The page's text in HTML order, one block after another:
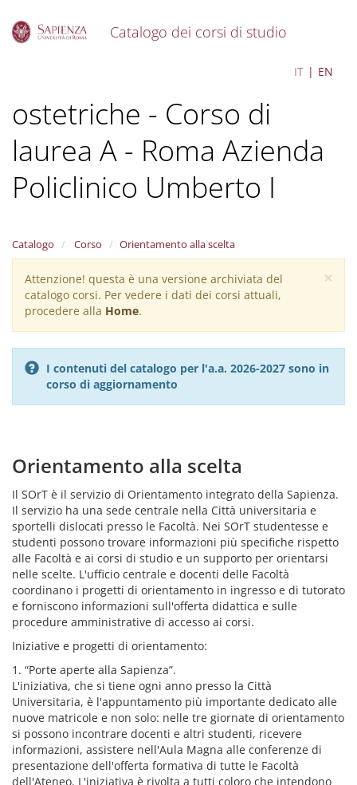
Catalogo dei corsi di studio
IT EN
Scienze infermieristiche e
ostetriche - Corso di
laurea A - Roma Azienda
Policlinico Umberto I
Catalogo Corso Orientamento alla scelta
×
Warning
message
Attenzione! questa è una versione archiviata del
catalogo corsi. Per vedere i dati dei corsi attuali,
procedere alla Home.
I contenuti del catalogo per l'a.a. 2026-2027 sono in
corso di aggiornamento
Orientamento alla scelta
Il SOrT è il servizio di Orientamento integrato della Sapienza.
Il servizio ha una sede centrale nella Città universitaria e
sportelli dislocati presso le Facoltà. Nei SOrT studentesse e
studenti possono trovare informazioni più specifiche rispetto
alle Facoltà e ai corsi di studio e un supporto per orientarsi
nelle scelte. L'ufficio centrale e docenti delle Facoltà
coordinano i progetti di orientamento in ingresso e di tutorato
e forniscono informazioni sull'offerta didattica e sulle
procedure amministrative di accesso ai corsi.
Iniziative e progetti di orientamento:
1. “Porte aperte alla Sapienza”.
L'iniziativa, che si tiene ogni anno presso la Città
Universitaria, è l'appuntamento più importante dedicato alle
nuove matricole e non solo: nelle tre giornate di orientamento
si possono incontrare docenti e altri studenti, ricevere
informazioni, assistere nell'Aula Magna alle conferenze di
presentazione dell'offerta formativa di tutte le Facoltà
dell'Ateneo. L'iniziativa è rivolta a tutti coloro che intendono